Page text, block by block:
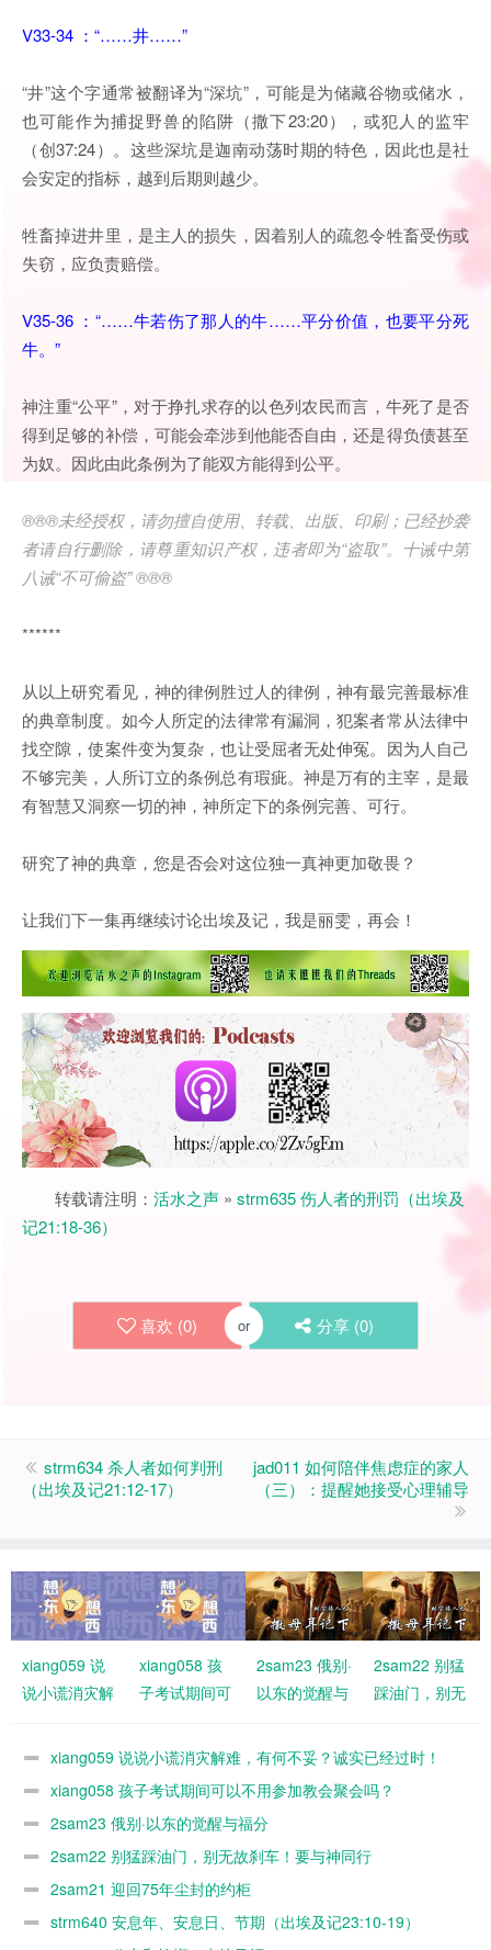
V33-34 ：“……井……”
“井”这个字通常被翻译为“深坑”，可能是为储藏谷物或储水，
也可能作为捕捉野兽的陷阱（撒下23:20），或犯人的监牢
（创37:24）。这些深坑是迦南动荡时期的特色，因此也是社
会安定的指标，越到后期则越少。
牲畜掉进井里，是主人的损失，因着别人的疏忽令牲畜受伤或
失窃，应负责赔偿。
V35-36 ：“……牛若伤了那人的牛……平分价值，也要平分死
牛。”
神注重“公平”，对于挣扎求存的以色列农民而言，牛死了是否
得到足够的补偿，可能会牵涉到他能否自由，还是得负债甚至
为奴。因此由此条例为了能双方能得到公平。
®®®未经授权，请勿擅自使用、转载、出版、印刷；已经抄袭
者请自行删除，请尊重知识产权，违者即为“盗取”。十诫中第
八诫“不可偷盗” ®®®
******
从以上研究看见，神的律例胜过人的律例，神有最完善最标准
的典章制度。如今人所定的法律常有漏洞，犯案者常从法律中
找空隙，使案件变为复杂，也让受屈者无处伸冤。因为人自己
不够完美，人所订立的条例总有瑕疵。神是万有的主宰，是最
有智慧又洞察一切的神，神所定下的条例完善、可行。
研究了神的典章，您是否会对这位独一真神更加敬畏？
让我们下一集再继续讨论出埃及记，我是丽雯，再会！
转载请注明： 活水之声 » strm635 伤人者的刑罚（出埃及
记21:18-36）
喜欢 (0) or 分享 (0)
strm634 杀人者如何判刑
（出埃及记21:12-17）
jad011 如何陪伴焦虑症的家人
（三）：提醒她接受心理辅导
xiang059 说
说小谎消灾解
妥？诚实已经
xiang058 孩
子考试期间可
会聚会吗？
2sam23 俄别·
以东的觉醒与
2sam22 别猛
踩油门，别无
神同行
xiang059 说说小谎消灾解难，有何不妥？诚实已经过时！
xiang058 孩子考试期间可以不用参加教会聚会吗？
2sam23 俄别·以东的觉醒与福分
2sam22 别猛踩油门，别无故刹车！要与神同行
2sam21 迎回75年尘封的约柜
strm640 安息年、安息日、节期（出埃及记23:10-19）